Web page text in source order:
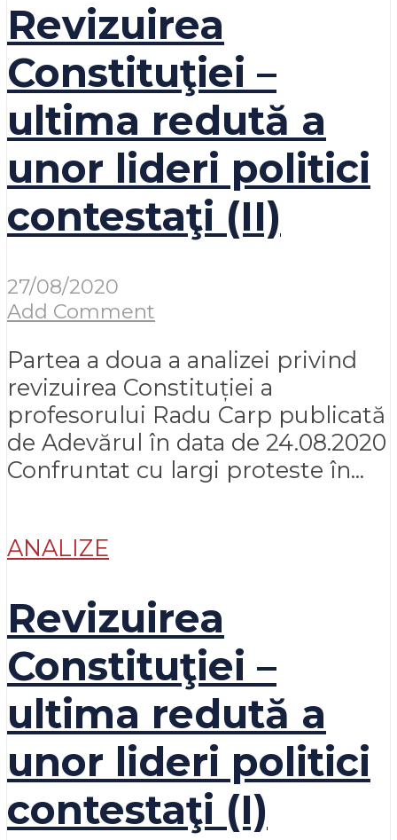
Revizuirea
Constituţiei –
ultima redută a
unor lideri politici
contestaţi (II)
27/08/2020
Add Comment
Partea a doua a analizei privind
revizuirea Constituției a
profesorului Radu Carp publicată
de Adevărul în data de 24.08.2020
Confruntat cu largi proteste în...
ANALIZE
Revizuirea
Constituţiei –
ultima redută a
unor lideri politici
contestaţi (I)